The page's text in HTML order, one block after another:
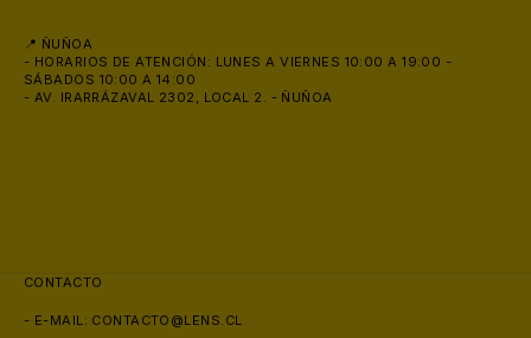
📍 ÑUÑOA
- HORARIOS DE ATENCIÓN: LUNES A VIERNES 10:00 A 19:00 -
SÁBADOS 10:00 A 14:00
- AV. IRARRÁZAVAL 2302, LOCAL 2. - ÑUÑOA
CONTACTO
- E-MAIL: CONTACTO@LENS.CL